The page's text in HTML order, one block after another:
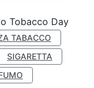
Tobacco Day
TABACCO
SIGARETTA